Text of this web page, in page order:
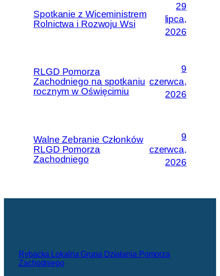
Spotkanie z Wiceministrem
Rolnictwa i Rozwoju Wsi
29
lipca,
2026
RLGD Pomorza
Zachodniego na spotkaniu
rocznym w Oświęcimiu
9
czerwca,
2026
Walne Zebranie Członków
RLGD Pomorza
Zachodniego
9
czerwca,
2026
Rybacka Lokalna Grupa Działania Pomorza
Zachodniego